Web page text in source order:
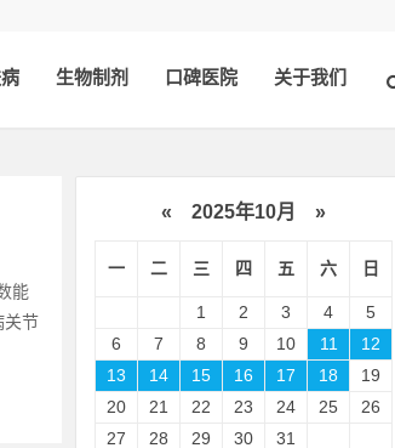
生物制剂 口碑医院 关于我们
能
关节
« 2025年10月 »
一 二 三 四 五 六 日
1 2 3 4
5
6
7 8 9 10 11
12
13
14 15 16 17 18
19
20
21 22 23 24 25
26
27
28 29 30 31